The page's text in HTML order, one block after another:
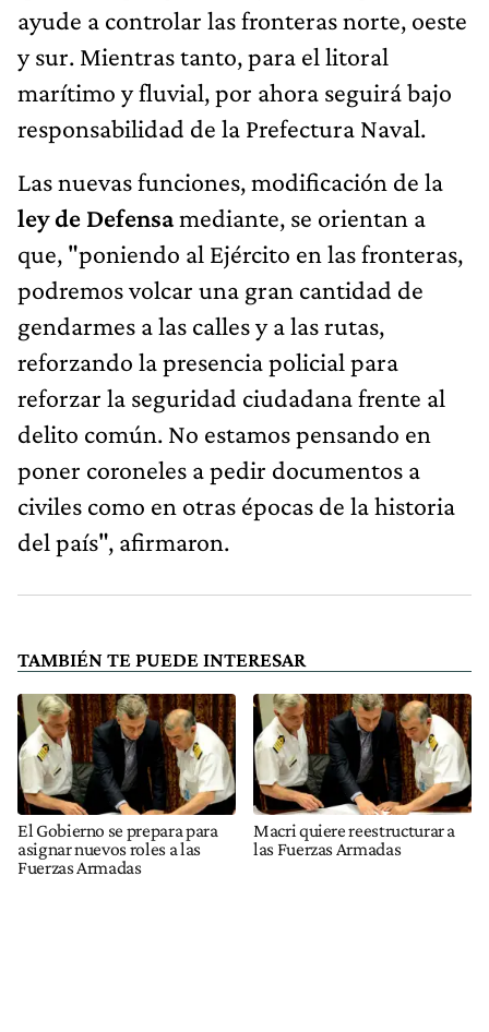
ayude a controlar las fronteras norte, oeste
y sur. Mientras tanto, para el litoral
marítimo y fluvial, por ahora seguirá bajo
responsabilidad de la Prefectura Naval.
Las nuevas funciones, modificación de la
ley de Defensamediante, se orientan a
que, "poniendo al Ejército en las fronteras,
podremos volcar una gran cantidad de
gendarmes a las calles y a las rutas,
reforzando la presencia policial para
reforzar la seguridad ciudadana frente al
delito común. No estamos pensando en
poner coroneles a pedir documentos a
civiles como en otras épocas de la historia
del país", afirmaron.
TAMBIÉN TE PUEDE INTERESAR
El Gobierno se prepara para
asignar nuevos roles a las
Fuerzas Armadas
Macri quiere reestructurar a
las Fuerzas Armadas